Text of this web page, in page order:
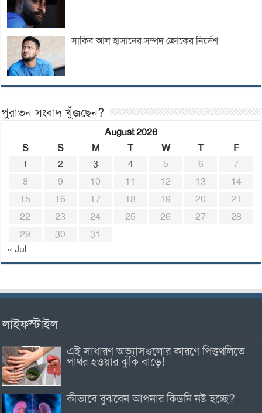
সাকিব আল হাসানের সম্পদ ক্রোকের নির্দেশ
পুরাতন সংবাদ খুঁজছেন?
August 2026
S
S M T W T
F
1
2 3 4 5 6
7
8
9 10 11 12 13
14
15
16 17 18 19 20
21
22
23 24 25 26 27
28
29
30
31
« Jul
লাইফস্টাইল
এই সাধারণ অভ্যাসগুলোর কারণে পিত্তথলিতে
পাথর হওয়ার ঝুঁকি বাড়ে!
কীভাবে বুঝবেন আপনার কিডনি নষ্ট হচ্ছে?